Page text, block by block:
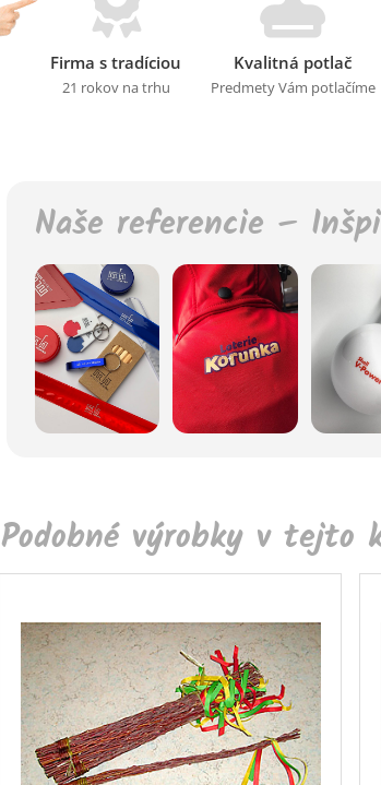
Firma s tradíciou
21 rokov na trhu
Kvalitná potlač
Predmety Vám potlačíme
Naše referencie –
Podobné výrobky v tejto